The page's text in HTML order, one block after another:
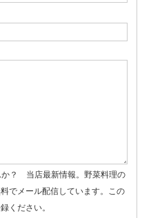
か？ 当店最新情報。野菜料理の
でメール配信しています。この
ください。